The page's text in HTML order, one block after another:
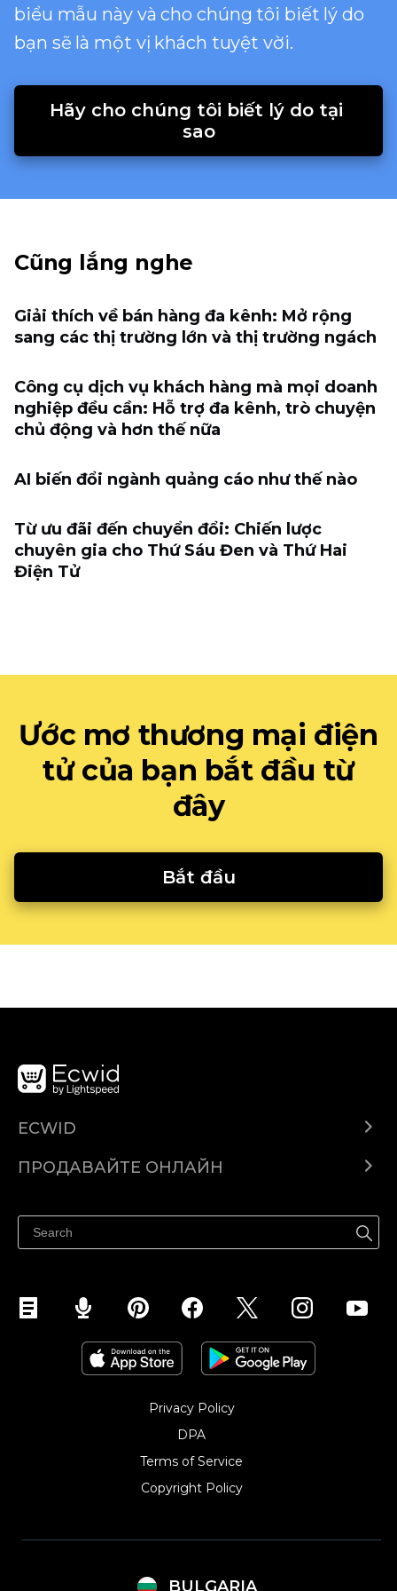
biểu mẫu này và cho chúng tôi biết lý do
bạn sẽ là một vị khách tuyệt vời.
Hãy cho chúng tôi biết lý do tại
sao
Cũng lắng nghe
Giải thích về bán hàng đa kênh: Mở rộng
sang các thị trường lớn và thị trường ngách
Công cụ dịch vụ khách hàng mà mọi doanh
nghiệp đều cần: Hỗ trợ đa kênh, trò chuyện
chủ động và hơn thế nữa
AI biến đổi ngành quảng cáo như thế nào
Từ ưu đãi đến chuyển đổi: Chiến lược
chuyên gia cho Thứ Sáu Đen và Thứ Hai
Điện Tử
Ước mơ thương mại điện
tử của bạn bắt đầu từ
đây
Bắt đầu
ECWID
Помощен център
ПРОДАВАЙТЕ ОНЛАЙН
Продавайте във Facebook
Продавайте в Instagram
Privacy Policy
DPA
Terms of Service
Copyright Policy‎
BULGARIA